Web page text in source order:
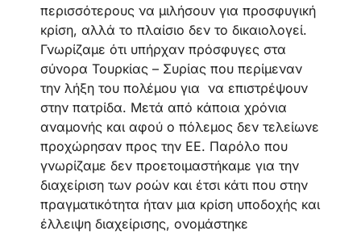
περισσότερους να μιλήσουν για προσφυγική
κρίση, αλλά το πλαίσιο δεν το δικαιολογεί.
Γνωρίζαμε ότι υπήρχαν πρόσφυγες στα
σύνορα Τουρκίας – Συρίας που περίμεναν
την λήξη του πολέμου για να επιστρέψουν
στην πατρίδα. Μετά από κάποια χρόνια
αναμονής και αφού ο πόλεμος δεν τελείωνε
προχώρησαν προς την ΕΕ. Παρόλο που
γνωρίζαμε δεν προετοιμαστήκαμε για την
διαχείριση των ροών και έτσι κάτι που στην
πραγματικότητα ήταν μια κρίση υποδοχής και
έλλειψη διαχείρισης, ονομάστηκε